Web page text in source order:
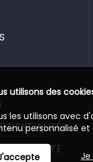
utilisons des
les utilisons avec
personnalisé
Je